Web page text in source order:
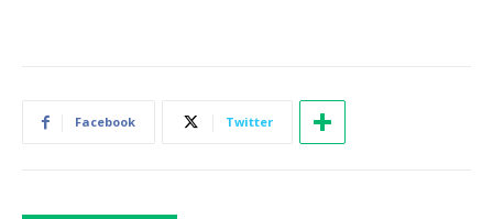
Facebook Twitter